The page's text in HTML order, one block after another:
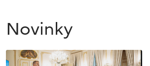
Novinky